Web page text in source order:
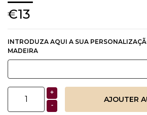
€13
INTRODUZA AQUI A SUA
MADEIRA
+
-